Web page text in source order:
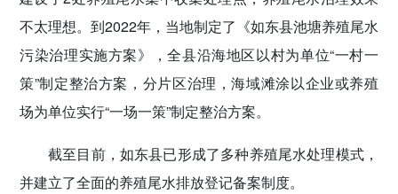
不太理想。到2022年，当地制定了《如东县池塘养殖尾水
污染治理实施方案》，全县沿海地区以村为单位“一村一
策”制定整治方案，分片区治理，海域滩涂以企业或养殖
场为单位实行“一场一策”制定整治方案。
截至目前，如东县已形成了多种养殖尾水处理模式，
并建立了全面的养殖尾水排放登记备案制度。